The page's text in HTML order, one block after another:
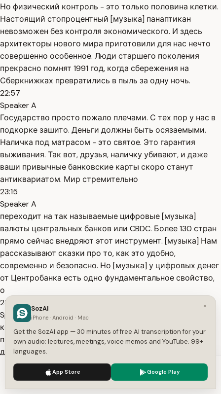
Но физический контроль - это только половина клетки.
Настоящий стопроцентный [музыка] панаптикан
невозможен без контроля экономического. И здесь
архитекторы нового мира приготовили для нас нечто
совершенно особенное. Люди старшего поколения
прекрасно помнят 1991 год, когда сбережения на
Сберкнижках превратились в пыль за одну ночь.
22:57
Speaker A
Государство просто пожало плечами. С тех пор у нас в
подкорке зашито. Деньги должны быть осязаемыми.
Наличка под матрасом - это святое. Это гарантия
выживания. Так вот, друзья, наличку убивают, и даже
ваши привычные банковские карты скоро станут
антиквариатом. Мир стремительно
23:15
Speaker A
переходит на так называемые цифровые [музыка]
валюты центральных банков или CBDC. Более 130 стран
прямо сейчас внедряют этот инструмент. [музыка] Нам
рассказывают сказки про то, как это удобно,
современно и безопасно. Но [музыка] у цифровых денег
от Центробанка есть одно фундаментальное свойство,
о
23:33
Speaker A
котором вам не расскажут в рекламном буклете. Они
программируемые. Что такое программируемые
деньги? Звучит как некий финансовый фокус, но на
практике это конец вашей личной свободы.
23:46
Speaker A
We use cookies to enhance your experience.
×
SozAI
iPhone · Android · Mac
Get the SozAI app — 30 minutes of free AI transcription for your
own audio: lectures, meetings, voice memos and YouTube. 99+
languages.
App Store Google Play